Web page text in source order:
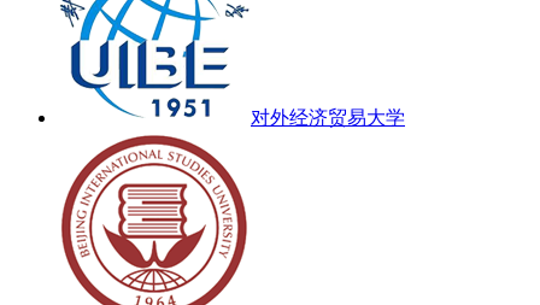
对外经济贸易大学